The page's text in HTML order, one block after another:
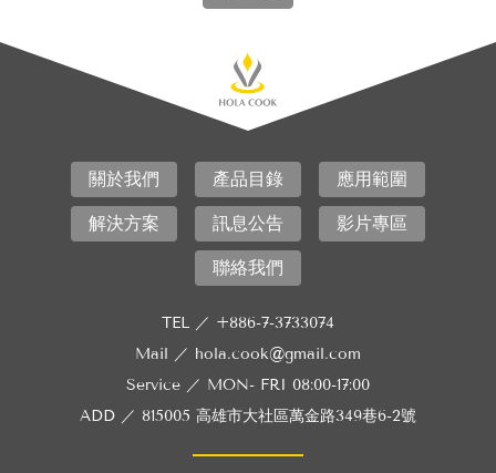
關於我們 產品目錄 應用範圍
解決方案 訊息公告 影片專區
聯絡我們
TEL ／ +886-7-3733074
Mail ／ hola.cook@gmail.com
Service ／ MON- FRI 08:00-17:00
ADD ／ 815005 高雄市大社區萬金路349巷6-2號